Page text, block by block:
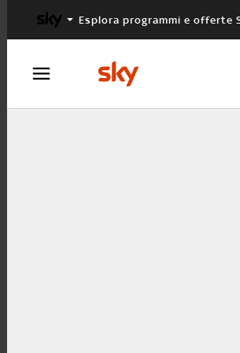
Esplora programmi e offerte